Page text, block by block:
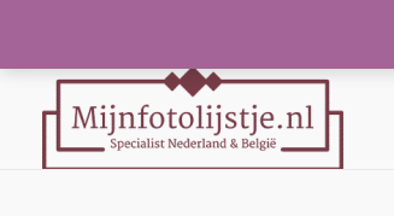
inhoud